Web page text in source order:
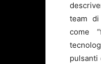
team
come
pulsanti